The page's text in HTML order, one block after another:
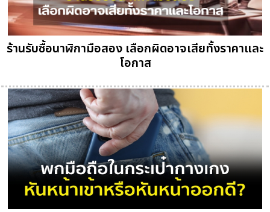
ร้านรับซื้อนาฬิกามือสอง เลือกผิดอาจเสียทั้งราคาและ
โอกาส